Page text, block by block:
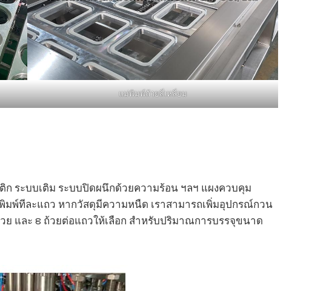
แม่พิมพ์ถ้วยสี่เหลี่ยม
ระบบเติม ระบบปิดผนึกด้วยความร้อน ฯลฯ แผงควบคุม
มพ์ทีละแถว หากวัสดุมีความหนืด เราสามารถเพิ่มอุปกรณ์กวน
และ 8 ถ้วยต่อแถวให้เลือก สำหรับปริมาณการบรรจุขนาด